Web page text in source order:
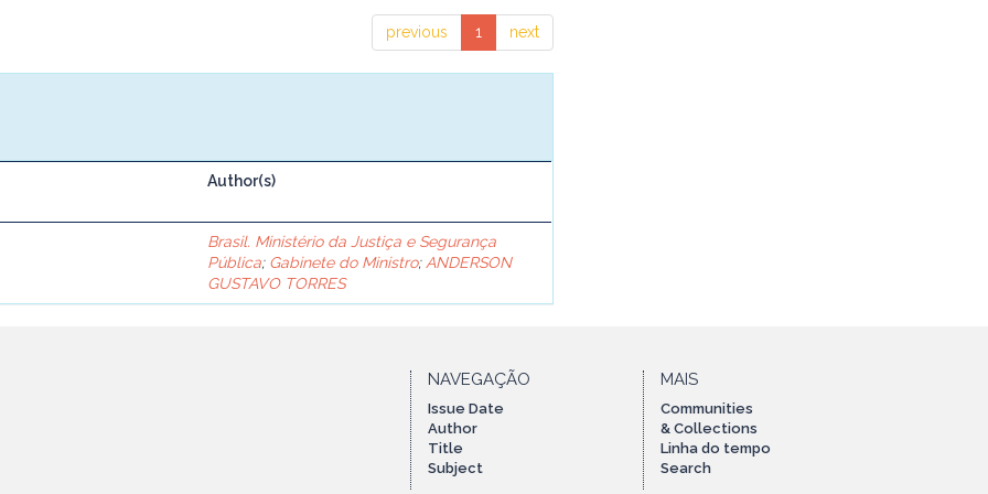
previous 1 next
Author(s)
Brasil. Ministério da Justiça e Segurança
Pública; Gabinete do Ministro; ANDERSON
GUSTAVO TORRES
NAVEGAÇÃO
Issue Date
Author
Title
Subject
MAIS
Communities
& Collections
Linha do tempo
Search